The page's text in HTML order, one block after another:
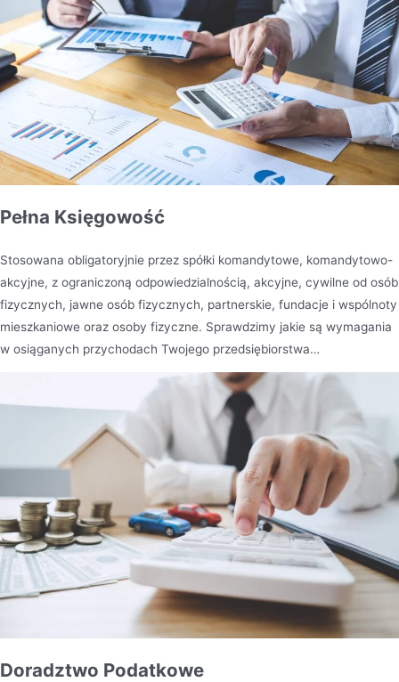
Pełna Księgowość
Stosowana obligatoryjnie przez spółki komandytowe, komandytowo-
akcyjne, z ograniczoną odpowiedzialnością, akcyjne, cywilne od osób
fizycznych, jawne osób fizycznych, partnerskie, fundacje i wspólnoty
mieszkaniowe oraz osoby fizyczne. Sprawdzimy jakie są wymagania
w osiąganych przychodach Twojego przedsiębiorstwa…
Doradztwo Podatkowe